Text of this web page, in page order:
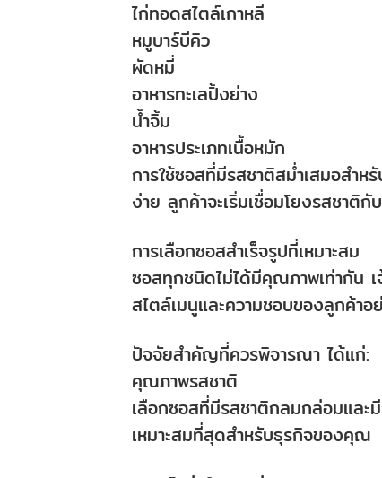
ไก่ทอดสไตล์เกาหลี
หมูบาร์บีคิว
ผัดหมี่
อาหารทะเลปิ้งย่าง
น้ำจิ้ม
อาหารประเภทเนื้อหมัก
การใช้ซอสที่มีรสชาติสม่ำเสมอสำ
ง่าย ลูกค้าจะเริ่มเชื่อมโยงรสชาติกั
การเลือกซอสสำเร็จรูปที่เหมาะสม
ซอสทุกชนิดไม่ได้มีคุณภาพเท่ากัน เ
สไตล์เมนูและความชอบของลูกค้าอ
ปัจจัยสำคัญที่ควรพิจารณา ได้แก่:
คุณภาพรสชาติ
เลือกซอสที่มีรสชาติกลมกล่อมแล
เหมาะสมที่สุดสำหรับธุรกิจของคุณ